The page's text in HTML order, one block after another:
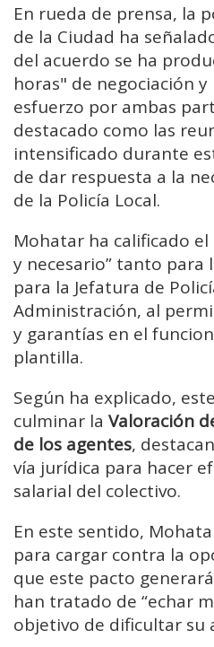
En rueda de prensa, la
de la Ciudad ha
del acuerdo se ha
horas" de negociación
esfuerzo por ambas
destacado como las
intensificado durante
de dar respuesta a la
de la Policía Local.
Mohatar ha calificado
y necesario” tanto para
para la Jefatura de
Administración, al
y garantías en el
plantilla.
Según ha explicado,
culminar la Valoración
de los agentes,
vía jurídica para hacer
salarial del colectivo.
En este sentido,
para cargar contra la
que este pacto
han tratado de “echar
objetivo de dificultar su